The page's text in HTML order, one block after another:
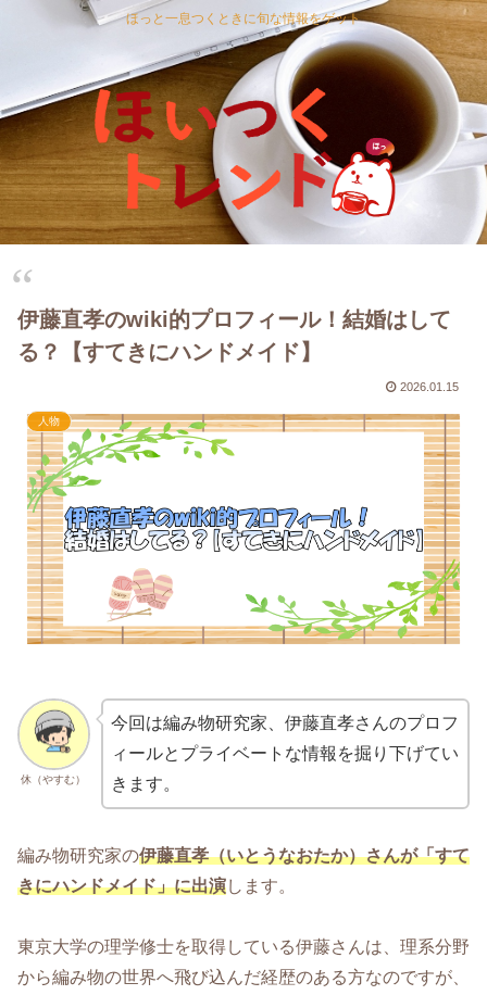
ほっと一息つくときに旬な情報をゲット
伊藤直孝のwiki的プロフィール！結婚はして
る？【すてきにハンドメイド】
2026.01.15
人物
休（やすむ）
今回は編み物研究家、伊藤直孝さんのプロフ
ィールとプライベートな情報を掘り下げてい
きます。
編み物研究家の伊藤直孝（いとうなおたか）さんが「すて
きにハンドメイド」に出演します。
東京大学の理学修士を取得している伊藤さんは、理系分野
から編み物の世界へ飛び込んだ経歴のある方なのですが、